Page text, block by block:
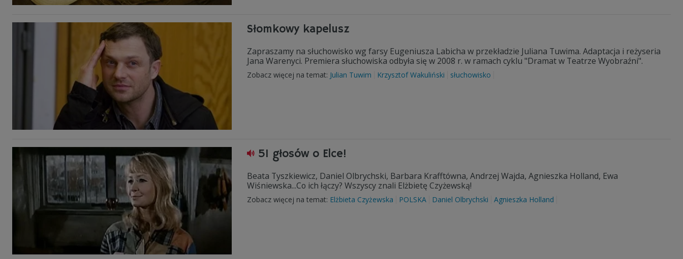
Słomkowy kapelusz
Zapraszamy na słuchowisko wg farsy Eugeniusza Labicha w przekładzie Juliana Tuwima. Adaptacja i reżyseria
Jana Warenyci. Premiera słuchowiska odbyła się w 2008 r. w ramach cyklu "Dramat w Teatrze Wyobraźni".
Zobacz więcej na temat: Julian Tuwim Krzysztof Wakuliński słuchowisko
51 głosów o Elce!
Beata Tyszkiewicz, Daniel Olbrychski, Barbara Krafftówna, Andrzej Wajda, Agnieszka Holland, Ewa
Wiśniewska...Co ich łączy? Wszyscy znali Elżbietę Czyżewską!
Zobacz więcej na temat: Elżbieta Czyżewska POLSKA Daniel Olbrychski Agnieszka Holland